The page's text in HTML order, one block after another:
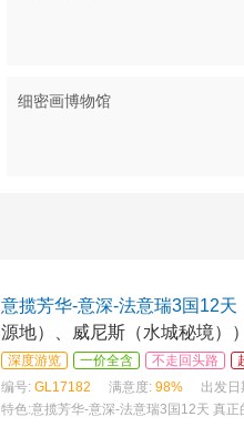
细密画博物馆
意揽芳华-意深-法意瑞3国12天
源地）、威尼斯（水城秘境））
深度游览 一价全含 不走回头路
编号: GL17182 满意度: 98% 出发日
特色:意揽芳华-意深-法意瑞3国12天 真